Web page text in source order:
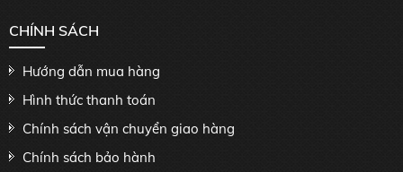
CHÍNH SÁCH
Hướng dẫn mua hàng
Hình thức thanh toán
Chính sách vận chuyển giao hàng
Chính sách bảo hành